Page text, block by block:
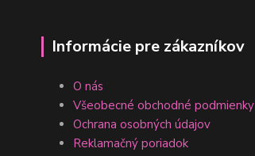
Informácie pre zákazníkov
O nás
Všeobecné obchodné podmienky
Ochrana osobných údajov
Reklamačný poriadok